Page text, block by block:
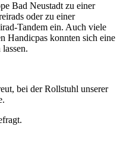
Bad Neustadt zu einer
oder zu einer
Tandem ein. Auch viele
Handicpas konnten sich eine
bei der Rollstuhl unserer